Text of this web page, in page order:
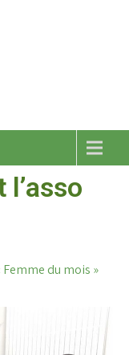
Femme du mois »